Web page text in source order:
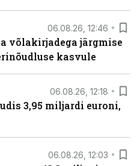
06.08.26, 12:46
võlakirjadega järgmise
kasvule
06.08.26, 12:18
3,95 miljardi euroni,
06.08.26, 12:03